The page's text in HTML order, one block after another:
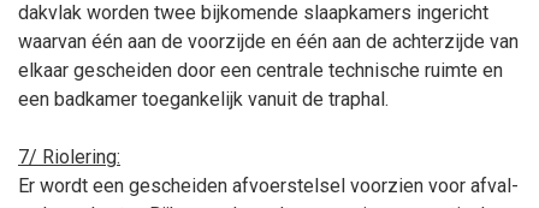
dakvlak worden twee bijkomende slaapkamers ingericht
waarvan één aan de voorzijde en één aan de achterzijde van
elkaar gescheiden door een centrale technische ruimte en
een badkamer toegankelijk vanuit de traphal.
7/ Riolering:
Er wordt een gescheiden afvoerstelsel voorzien voor afval-